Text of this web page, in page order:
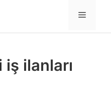
MENÜ
ilanları